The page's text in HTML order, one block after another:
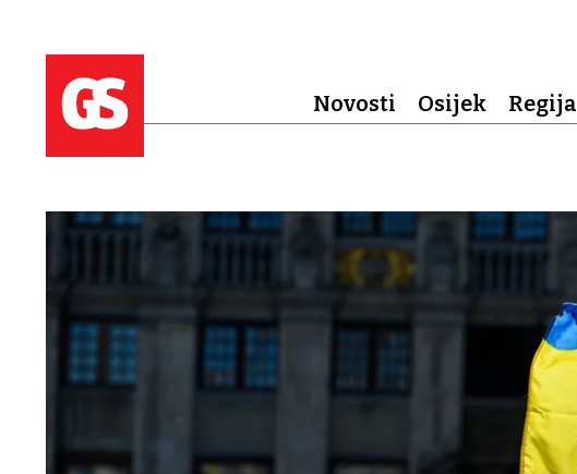
Novosti Osijek Regija